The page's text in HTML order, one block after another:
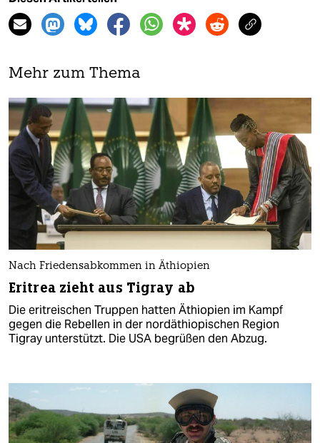
Mehr zum Thema
Nach Friedensabkommen in Äthiopien
Eritrea zieht aus Tigray ab
Die eritreischen Truppen hatten Äthiopien im Kampf
gegen die Rebellen in der nordäthiopischen Region
Tigray unterstützt. Die USA begrüßen den Abzug.